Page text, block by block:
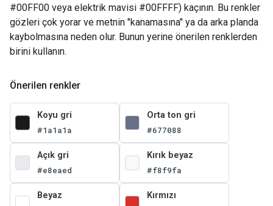
#00FF00 veya elektrik mavisi #00FFFF) kaçının. Bu renkler
gözleri çok yorar ve metnin "kanamasına" ya da arka planda
kaybolmasına neden olur. Bunun yerine önerilen renklerden
birini kullanın.
Önerilen renkler
Koyu gri
#1a1a1a
Orta ton gri
#677088
Açık gri
#e8eaed
Kırık beyaz
#f8f9fa
Beyaz Kırmızı